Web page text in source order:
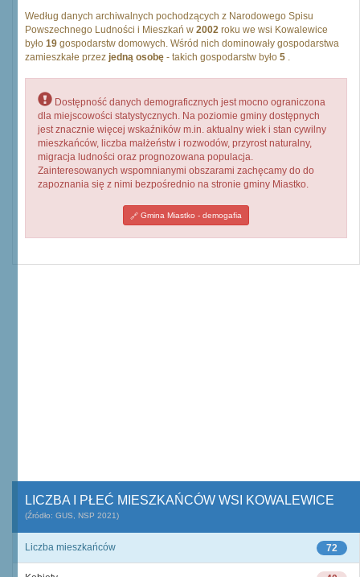
Według danych archiwalnych pochodzących z Narodowego Spisu
Powszechnego Ludności i Mieszkań w 2002 roku we wsi Kowalewice
było 19 gospodarstw domowych. Wśród nich dominowały gospodarstwa
zamieszkałe przez jedną osobę - takich gospodarstw było 5 .
Dostępność danych demograficznych jest mocno ograniczona
dla miejscowości statystycznych. Na poziomie gminy dostępnych
jest znacznie więcej wskaźników m.in. aktualny wiek i stan cywilny
mieszkańców, liczba małżeństw i rozwodów, przyrost naturalny,
migracja ludności oraz prognozowana populacja.
Zainteresowanych wspomnianymi obszarami zachęcamy do do
zapoznania się z nimi bezpośrednio na stronie gminy Miastko.
Gmina Miastko - demogafia
LICZBA I PŁEĆ MIESZKAŃCÓW WSI KOWALEWICE
(Źródło: GUS, NSP 2021)
72
Liczba mieszkańców